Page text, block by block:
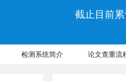
截止目前
检测系统简介 论文查重流